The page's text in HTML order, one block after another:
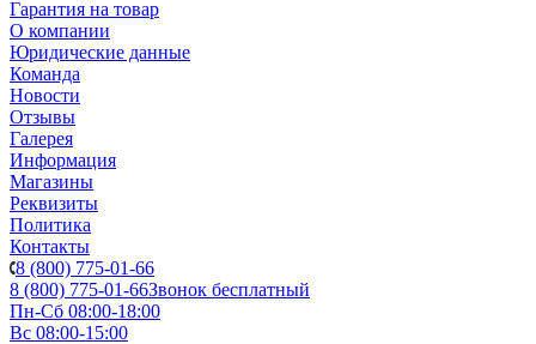
Гарантия на товар
О компании
Юридические данные
Команда
Новости
Отзывы
Галерея
Информация
Магазины
Реквизиты
Политика
Контакты
8 (800) 775-01-66
8 (800) 775-01-66Звонок бесплатный
Пн-Сб 08:00-18:00
Вс 08:00-15:00